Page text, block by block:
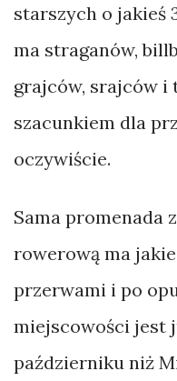
starszych o jakieś
ma straganów,
grajców, srajców i
szacunkiem dla
oczywiście.
Sama promenada
rowerową ma
przerwami i po
miejscowości jest
październiku niż